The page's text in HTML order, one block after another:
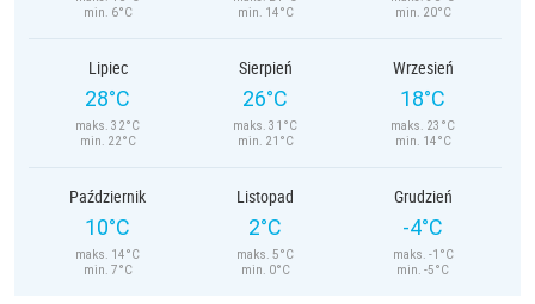
min. 6°C
min. 14°C
min. 20°C
Lipiec
28°C
maks. 32°C
min. 22°C
Sierpień
26°C
maks. 31°C
min. 21°C
Wrzesień
18°C
maks. 23°C
min. 14°C
Październik
10°C
maks. 14°C
min. 7°C
Listopad
2°C
maks. 5°C
min. 0°C
Grudzień
-4°C
maks. -1°C
min. -5°C